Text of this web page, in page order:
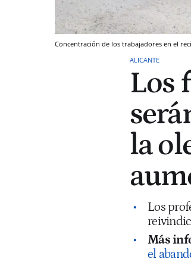
Concentración de los trabajadores en el
ALICANTE
Los
la
Los
Más
el